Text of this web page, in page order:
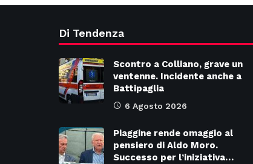
Di Tendenza
Scontro a Colliano, grave un
ventenne. Incidente anche a
Battipaglia
6 Agosto 2026
Piaggine rende omaggio al
pensiero di Aldo Moro.
Successo per l’iniziativa…